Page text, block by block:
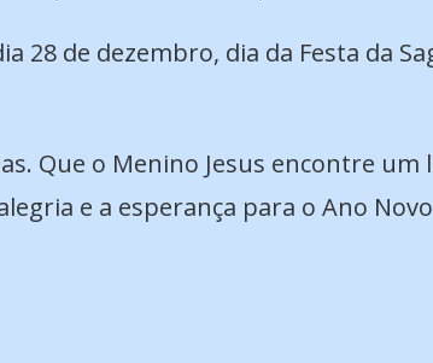
28 de dezembro, dia da Festa da
Que o Menino Jesus encontre um
e a esperança para o Ano